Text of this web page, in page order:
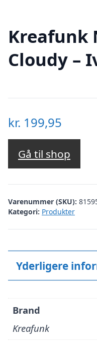
Kreafunk
Cloudy –
kr. 199,95
Gå til shop
Varenummer (SKU):
Kategori: Produkter
Yderligere
Brand
Kreafunk